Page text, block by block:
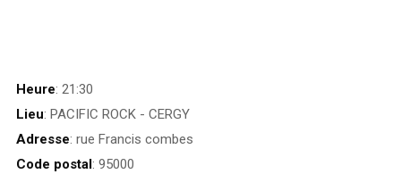
Heure: 21:30
Lieu: PACIFIC ROCK - CERGY
Adresse: rue Francis combes
Code postal : 95000